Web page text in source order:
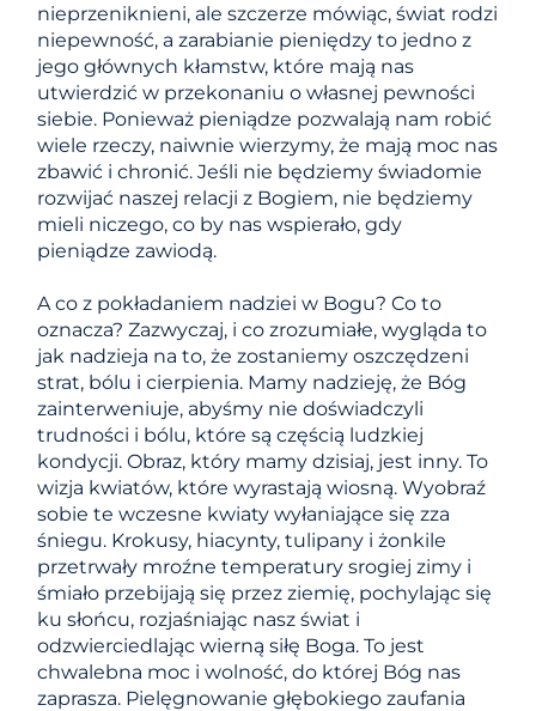
nieprzeniknieni, ale szczerze mówiąc, świat rodzi
niepewność, a zarabianie pieniędzy to jedno z
jego głównych kłamstw, które mają nas
utwierdzić w przekonaniu o własnej pewności
siebie. Ponieważ pieniądze pozwalają nam robić
wiele rzeczy, naiwnie wierzymy, że mają moc nas
zbawić i chronić. Jeśli nie będziemy świadomie
rozwijać naszej relacji z Bogiem, nie będziemy
mieli niczego, co by nas wspierało, gdy
pieniądze zawiodą.
A co z pokładaniem nadziei w Bogu? Co to
oznacza? Zazwyczaj, i co zrozumiałe, wygląda to
jak nadzieja na to, że zostaniemy oszczędzeni
strat, bólu i cierpienia. Mamy nadzieję, że Bóg
zainterweniuje, abyśmy nie doświadczyli
trudności i bólu, które są częścią ludzkiej
kondycji. Obraz, który mamy dzisiaj, jest inny. To
wizja kwiatów, które wyrastają wiosną. Wyobraź
sobie te wczesne kwiaty wyłaniające się zza
śniegu. Krokusy, hiacynty, tulipany i żonkile
przetrwały mroźne temperatury srogiej zimy i
śmiało przebijają się przez ziemię, pochylając się
ku słońcu, rozjaśniając nasz świat i
odzwierciedlając wierną siłę Boga. To jest
chwalebna moc i wolność, do której Bóg nas
zaprasza. Pielęgnowanie głębokiego zaufania